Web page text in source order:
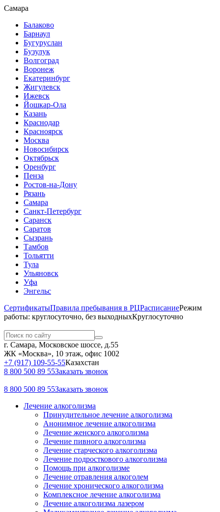
Самара
Балаково
Барнаул
Бугуруслан
Бузулук
Волгоград
Воронеж
Екатеринбург
Жигулевск
Ижевск
Йошкар-Ола
Казань
Краснодар
Красноярск
Москва
Новосибирск
Октябрьск
Оренбург
Пенза
Ростов-на-Дону
Рязань
Самара
Санкт-Петербург
Саранск
Саратов
Сызрань
Тамбов
Тольятти
Тула
Ульяновск
Уфа
Энгельс
СертификатыПравила пребывания в РЦРасписаниеРежим
работы: круглосуточно, без выходныхКруглосуточно
г. Самара, Московское шоссе, д.55
ЖК «Москва», 10 этаж, офис 1002
+7 (917) 109-55-55Казахстан
8 800 500 89 55Заказать звонок
8 800 500 89 55Заказать звонок
Лечение алкоголизма
Принудительное лечение алкоголизма
Анонимное лечение алкоголизма
Лечение женского алкоголизма
Лечение пивного алкоголизма
Лечение старческого алкоголизма
Лечение подросткового алкоголизма
Помощь при алкоголизме
Лечение отравления алкоголем
Лечение хронического алкоголизма
Комплексное лечение алкоголизма
Лечение алкоголизма лазером